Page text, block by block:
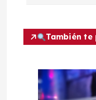
También